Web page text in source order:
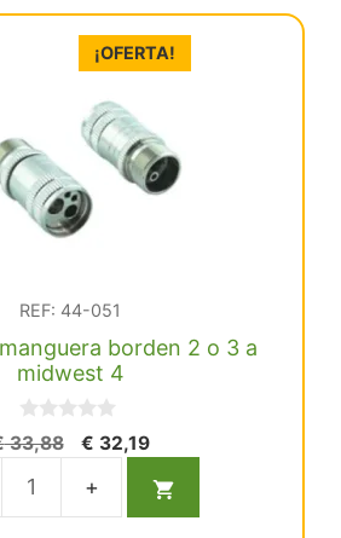
manguera
de
17mm
cantidad
¡OFERTA!
REF: 44-051
borden 2 o 3 a
midwest 4
0
d
5
33,88
El
original
era:
€ 32,19El
actual
es:
Adaptador